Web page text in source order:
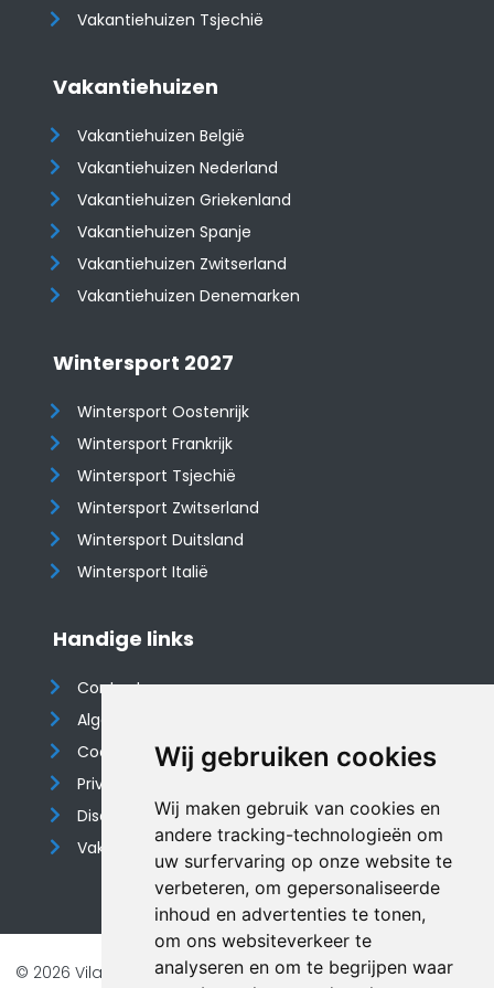
Wij gebruiken cookies
Wij maken gebruik van cookies en
andere tracking-technologieën om
uw surfervaring op onze website te
verbeteren, om gepersonaliseerde
inhoud en advertenties te tonen,
om ons websiteverkeer te
analyseren en om te begrijpen waar
Vakantiehuizen Tsjechië
Vakantiehuizen
Vakantiehuizen België
Vakantiehuizen Nederland
Vakantiehuizen Griekenland
Vakantiehuizen Spanje
​​​​​​​Vakantiehuizen Zwitserland
Vakantiehuizen Denemarken
Wintersport 2027
Wintersport Oostenrijk
Wintersport Frankrijk
Wintersport Tsjechië
Wintersport Zwitserland
Wintersport Duitsland
Wintersport Italië
Handige links
Contact
Algemene voorwaarden
Cookieverklaring
Privacyverklaring
Disclaimer
Vakantiehuis website
© 2026 Vilando Vakantiehuizen |Website door FalcoTravel